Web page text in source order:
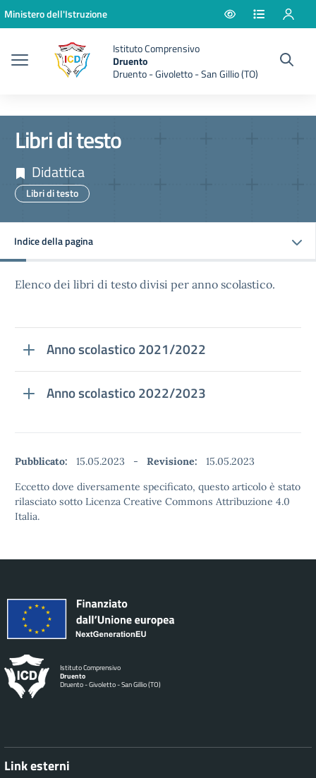
Vai ai contenuti
Vai al menu di navigazione
Vai al footer
Ministero dell'Istruzione
Istituto Comprensivo
Druento
Druento - Givoletto - San Gillio (TO)
Libri di testo
Didattica
Libri di testo
Indice della pagina
Elenco dei libri di testo divisi per anno scolastico.
Anno scolastico 2021/2022
Anno scolastico 2022/2023
Pubblicato: 15.05.2023 - Revisione:
15.05.2023
Eccetto dove diversamente specificato, questo articolo è stato
rilasciato sotto Licenza Creative Commons Attribuzione 4.0
Italia.
Istituto Comprensivo
Druento
Druento - Givoletto - San Gillio (TO)
Link esterni